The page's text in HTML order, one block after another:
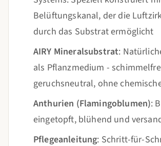
Belüftungskanal, der die
durch das Substrat ermöglicht
AIRY Mineralsubstrat:
als Pflanzmedium -
geruchsneutral, ohne
Anthurien (Flamingoblumen):
eingetopft, blühend und
Pflegeanleitung: Schritt-für-